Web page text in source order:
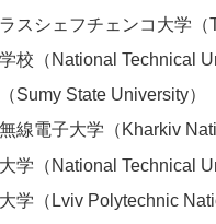
スシェフチェンコ大学
校（National Technical
Sumy State University）
線電子大学（Kharkiv
学（National Technical
学（Lviv Polytechnic